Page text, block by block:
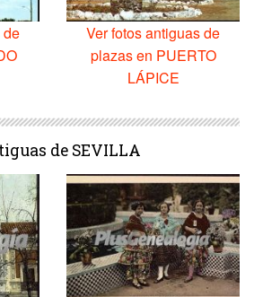
de
Ver fotos antiguas de
plazas en PUERTO
LÁPICE
de SEVILLA